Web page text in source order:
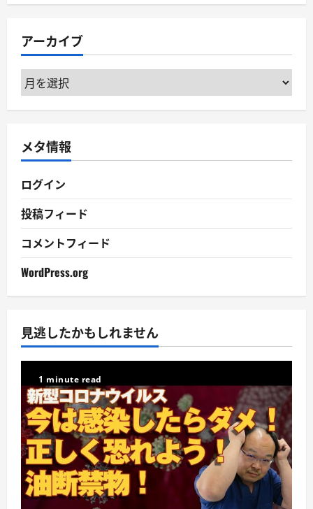
ー
アーカイブ
ア
ー
ブ
メタ情報
ログイン
投稿フィード
コメントフィード
WordPress.org
見逃したかもしれません
1 minute read